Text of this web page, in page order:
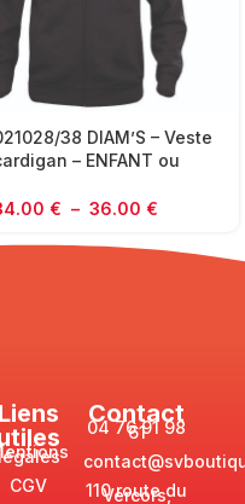
38 DIAM’S – Veste
– ENFANT ou
€ – 36.00 €
Liens
CGV
Contact
04 76 91 98
61
110 route du
Vercors,